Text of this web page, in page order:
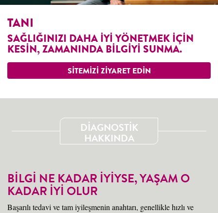
TANI
SAĞLIĞINIZI DAHA İYİ YÖNETMEK İÇİN
KESİN, ZAMANINDA BİLGİYİ SUNMA.
SİTEMİZİ ZİYARET EDİN
DİAGNOSTİK
HAKKINDA
BİLGİ NE KADAR İYİYSE, YAŞAM O
KADAR İYİ OLUR
Başarılı tedavi ve tam iyileşmenin anahtarı, genellikle hızlı ve